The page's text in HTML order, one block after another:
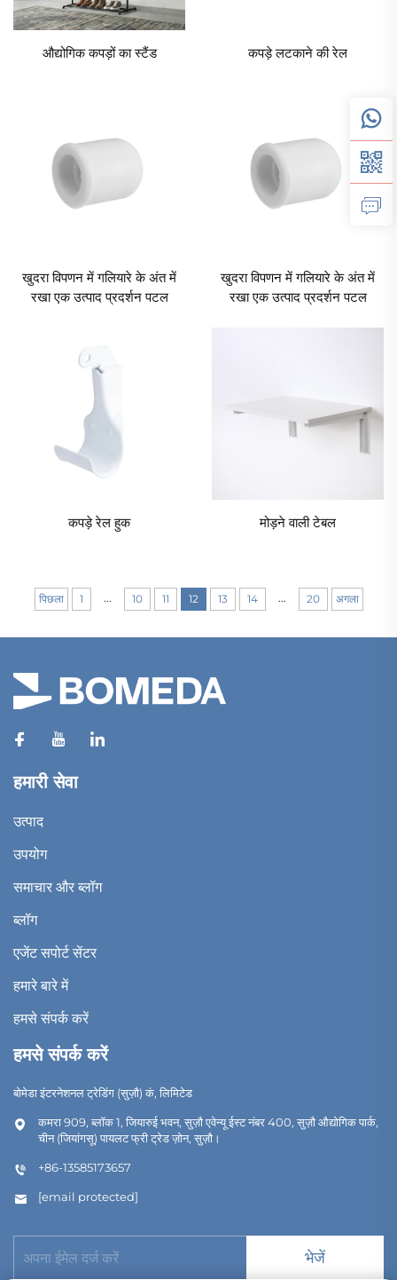
औद्योगिक कपड़ों का स्टैंड कपड़े लटकाने की रेल
खुदरा विपणन में गलियारे के अंत में
रखा एक उत्पाद प्रदर्शन पटल
खुदरा विपणन में गलियारे के अंत में
रखा एक उत्पाद प्रदर्शन पटल
कपड़े रेल हुक मोड़ने वाली टेबल
पिछला 1 ... 10 11 12 13 14 ... 20 अगला
हमारी सेवा
उत्पाद
उपयोग
समाचार और ब्लॉग
ब्लॉग
एजेंट सपोर्ट सेंटर
हमारे बारे में
हमसे संपर्क करें
हमसे संपर्क करें
बोमेडा इंटरनेशनल ट्रेडिंग (सुज़ौ) कं, लिमिटेड
कमरा 909, ब्लॉक 1, जियारुई भवन, सुज़ौ एवेन्यू ईस्ट नंबर 400, सुज़ौ औद्योगिक पार्क,
चीन (जियांगसू) पायलट फ्री ट्रेड ज़ोन, सुज़ौ।
+86-13585173657
[email protected]
भेजें